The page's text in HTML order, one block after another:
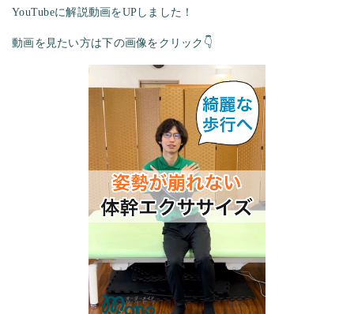
YouTubeに解説動画をUPしました！
動画を見たい方は下の画像をクリック👇